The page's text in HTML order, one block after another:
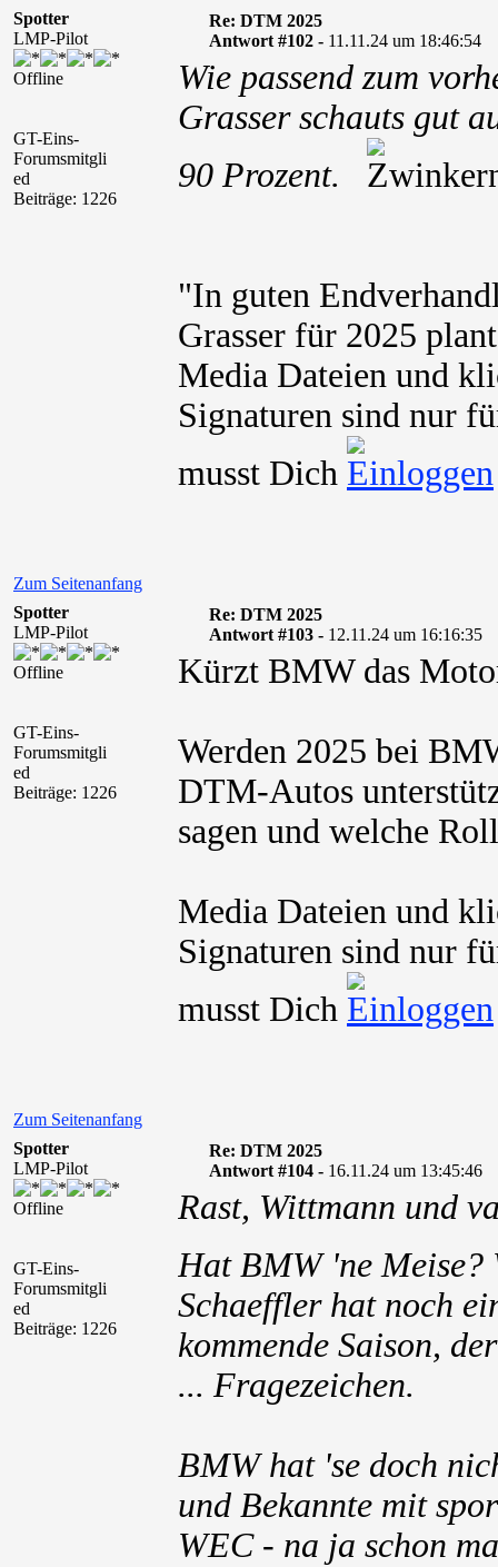
Spotter
LMP-Pilot
Offline
GT-Eins-
Forumsmitgli
ed
Beiträge: 1226
Re: DTM 2025
Antwort #102 - 11.11.24 um 18:46:54
Wie passend zum
Grasser schauts gut
90 Prozent.
"In guten
Grasser für 2025 plant
Media Dateien und
Signaturen sind nur
musst Dich
Zum Seitenanfang
Spotter
LMP-Pilot
Offline
GT-Eins-
Forumsmitgli
ed
Beiträge: 1226
Re: DTM 2025
Antwort #103 - 12.11.24 um 16:16:35
Kürzt BMW das
Werden 2025 bei
DTM-Autos
sagen und welche
Media Dateien und
Signaturen sind nur
musst Dich
Zum Seitenanfang
Spotter
LMP-Pilot
Offline
GT-Eins-
Forumsmitgli
ed
Beiträge: 1226
Re: DTM 2025
Antwort #104 - 16.11.24 um 13:45:46
Rast, Wittmann und
Hat BMW 'ne
Schaeffler hat noch
kommende Saison,
... Fragezeichen.
BMW hat 'se doch
und Bekannte mit
WEC - na ja schon